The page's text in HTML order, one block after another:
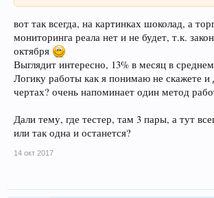
вот так всегда, на картинках шоколад, а
мониторинга реала нет и не будет, т.к.
октября
Выглядит интересно, 13% в месяц в
Логику работы как я понимаю не скажете
чертах? очень напоминает один метод
Дали тему, где тестер, там 3 пары, а тут
или так одна и останется?
14 окт 2017